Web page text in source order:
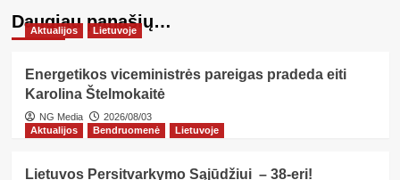
Daugiau panašių…
Aktualijos Lietuvoje
Energetikos viceministrės pareigas pradeda eiti
Karolina Štelmokaitė
NG Media
2026/08/03
Aktualijos
Bendruomenė Lietuvoje
Lietuvos Persitvarkymo Sąjūdžiui – 38-eri!